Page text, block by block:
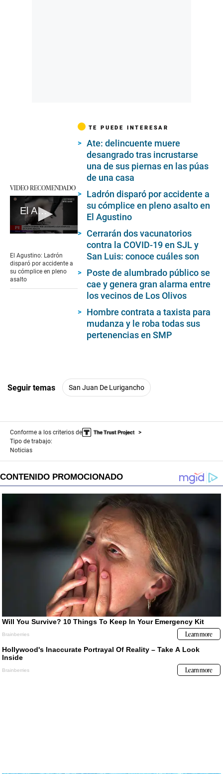
VIDEO RECOMENDADO
El Agustino: Ladrón disparó por accidente a su cómplice en pleno asalto
of
2
minutes,
30
El Agustino: Ladrón
disparó por accidente a
su cómplice en pleno
asalto
TE PUEDE INTERESAR
Ate: delincuente muere
desangrado tras incrustarse
una de sus piernas en las púas
de una casa
Ladrón disparó por accidente a
su cómplice en pleno asalto en
El Agustino
Cerrarán dos vacunatorios
contra la COVID-19 en SJL y
San Luis: conoce cuáles son
Poste de alumbrado público se
cae y genera gran alarma entre
los vecinos de Los Olivos
Hombre contrata a taxista para
mudanza y le roba todas sus
pertenencias en SMP
Seguir temas San Juan De Lurigancho
Conforme a los criterios de
Tipo de trabajo:
Noticias